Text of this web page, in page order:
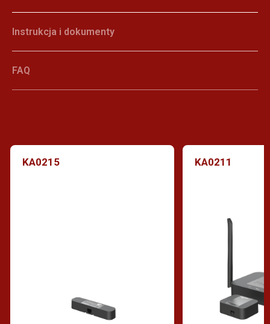
Instrukcja i dokumenty
FAQ
KA0215 KA0211